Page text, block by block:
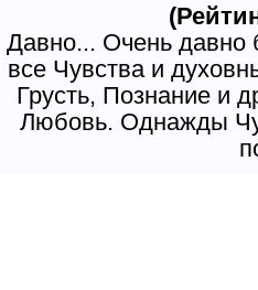
Давно... Очень давно
все Чувства и
Грусть, Познание и
Любовь. Однажды